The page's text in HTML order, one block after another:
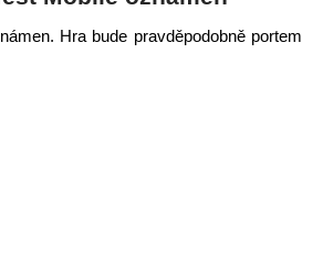
Hra bude pravděpodobně portem